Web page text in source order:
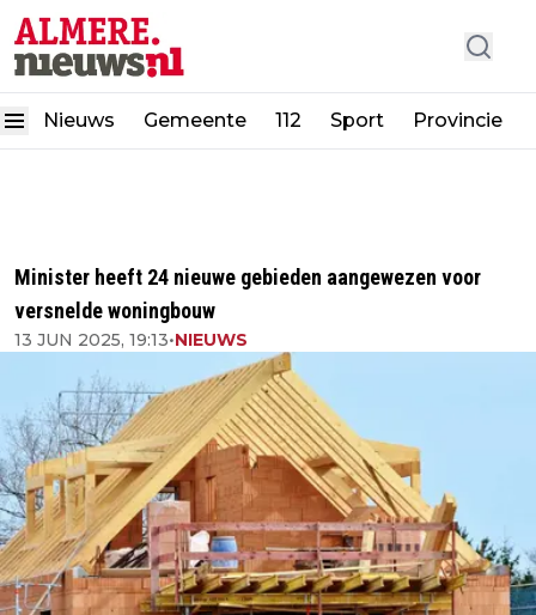
Nieuws Gemeente 112 Sport Provincie
Minister heeft 24 nieuwe gebieden aangewezen voor
versnelde woningbouw
13 JUN 2025, 19:13•NIEUWS